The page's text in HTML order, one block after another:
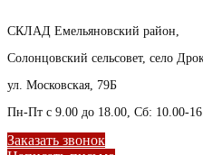
СКЛАД Емельяновский район,
Солонцовский сельсовет, село
ул. Московская, 79Б
Пн-Пт с 9.00 до 18.00, Сб: 10.00-
Заказать звонок